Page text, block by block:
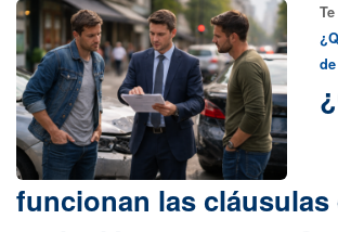
funcionan las cláusulas